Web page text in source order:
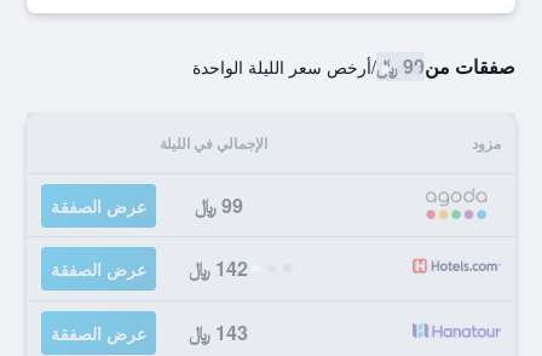
صفقات من99 ﷼ /أرخص سعر الليلة الواحدة
مزود الإجمالي في الليلة
99 ﷼ عرض الصفقة
142 ﷼ عرض الصفقة
143 ﷼ عرض الصفقة